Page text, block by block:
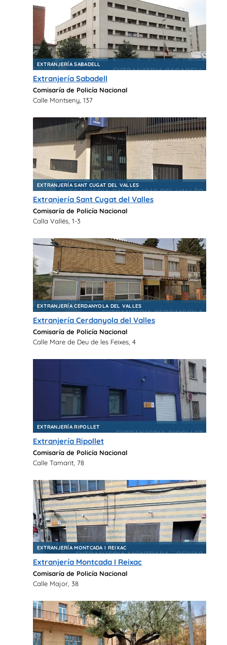
EXTRANJERÍA SABADELL
Extranjería Sabadell
Comisaría de Policía Nacional
Calle Montseny, 137
EXTRANJERÍA SANT CUGAT DEL VALLES
Extranjería Sant Cugat del Valles
Comisaría de Policía Nacional
Calla Vallés, 1-3
EXTRANJERÍA CERDANYOLA DEL VALLES
Extranjería Cerdanyola del Valles
Comisaría de Policía Nacional
Calle Mare de Deu de les Feixes, 4
EXTRANJERÍA RIPOLLET
Extranjería Ripollet
Comisaría de Policía Nacional
Calle Tamarit, 78
EXTRANJERÍA MONTCADA I REIXAC
Extranjería Montcada I Reixac
Comisaría de Policía Nacional
Calle Major, 38